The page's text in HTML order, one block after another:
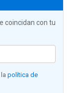
coincidan con tu
política de